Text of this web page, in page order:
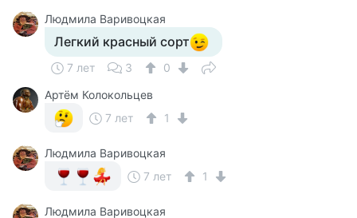
Людмила Варивоцкая
Легкий красный сорт
7 лет 3
0
Артём Колокольцев
7 лет
1
Людмила Варивоцкая
7 лет
1
Людмила Варивоцкая